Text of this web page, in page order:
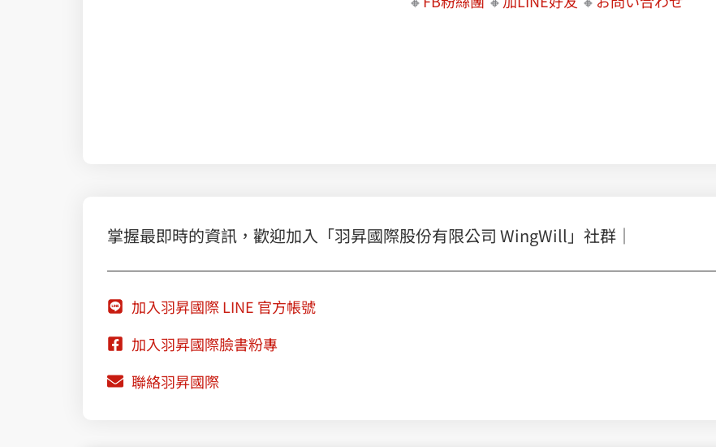
掌握最即時的資訊，歡迎加入「羽昇國際股份有限公司 WingWill」社群｜
加入羽昇國際 LINE 官方帳號
加入羽昇國際臉書粉專
聯絡羽昇國際